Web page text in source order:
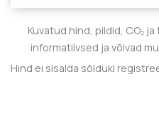
Kuvatud hind, pildid, CO₂
informatiivsed ja võivad
Hind ei sisalda sõiduki